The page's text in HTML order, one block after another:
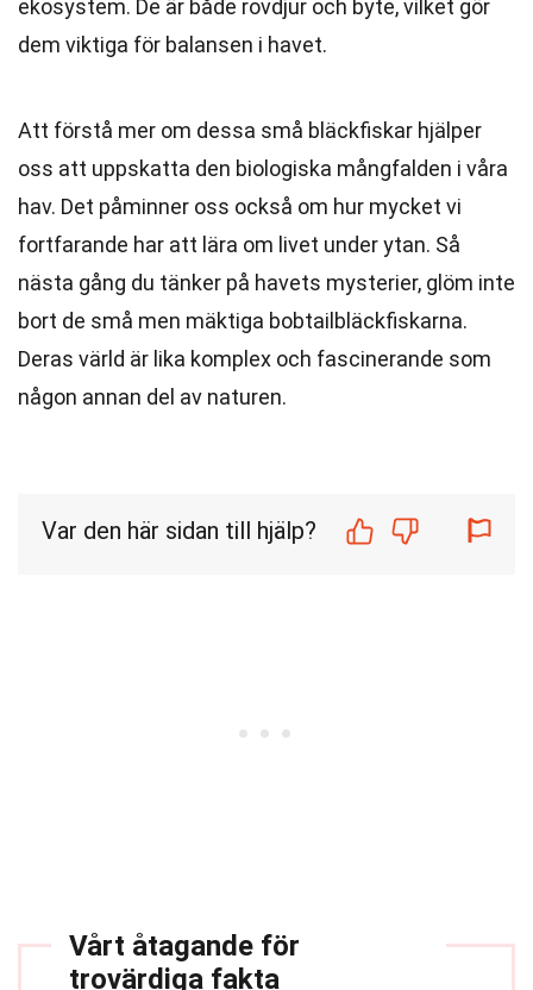
ekosystem. De är både rovdjur och byte, vilket gör
dem viktiga för balansen i havet.
Att förstå mer om dessa små bläckfiskar hjälper
oss att uppskatta den biologiska mångfalden i våra
hav. Det påminner oss också om hur mycket vi
fortfarande har att lära om livet under ytan. Så
nästa gång du tänker på havets mysterier, glöm inte
bort de små men mäktiga bobtailbläckfiskarna.
Deras värld är lika komplex och fascinerande som
någon annan del av naturen.
Var den här sidan till hjälp?
Vårt åtagande för
trovärdiga fakta